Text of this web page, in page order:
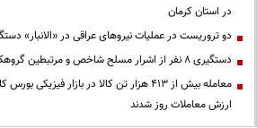
در استان کرمان
دو تروریست در عملیات نیروهای عراقی در «الانبار»
دستگیری ۸ نفر از اشرار مسلح شاخص و مرتبطین گروهک‌های تروریستی
معامله بیش از ۴۱۳ هزار تن کالا در بازار
ارزش معاملات روز شدند